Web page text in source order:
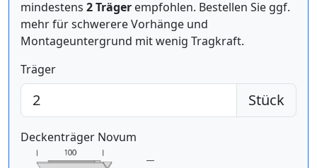
mindestens 2 Träger empfohlen. Bestellen Sie ggf.
mehr für schwerere Vorhänge und
Montageuntergrund mit wenig Tragkraft.
Träger
Stück
Deckenträger Novum